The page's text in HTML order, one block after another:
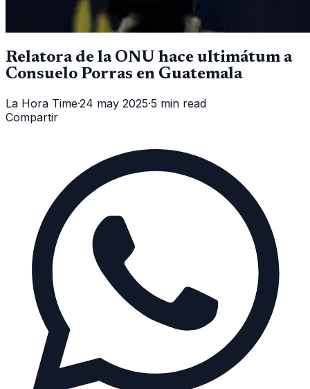
Relatora de la ONU hace ultimátum a
Consuelo Porras en Guatemala
La Hora Time·24 may 2025·5 min read
Compartir